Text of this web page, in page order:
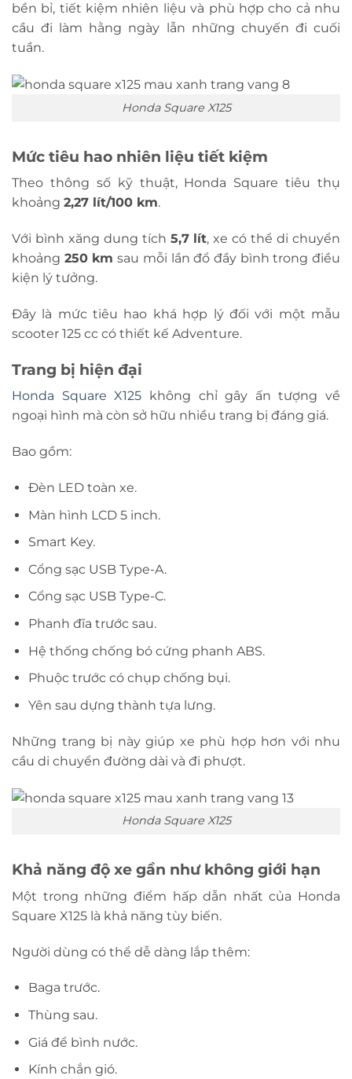
bền bỉ, tiết kiệm nhiên liệu và phù hợp cho cả nhu
cầu đi làm hằng ngày lẫn những chuyến đi cuối
tuần.
Honda Square X125
Mức tiêu hao nhiên liệu tiết kiệm
Theo thông số kỹ thuật, Honda Square tiêu thụ
khoảng 2,27 lít/100 km.
Với bình xăng dung tích 5,7 lít, xe có thể di chuyển
khoảng 250 km sau mỗi lần đổ đầy bình trong điều
kiện lý tưởng.
Đây là mức tiêu hao khá hợp lý đối với một mẫu
scooter 125 cc có thiết kế Adventure.
Trang bị hiện đại
Honda Square X125 không chỉ gây ấn tượng về
ngoại hình mà còn sở hữu nhiều trang bị đáng giá.
Bao gồm:
Đèn LED toàn xe.
Màn hình LCD 5 inch.
Smart Key.
Cổng sạc USB Type-A.
Cổng sạc USB Type-C.
Phanh đĩa trước sau.
Hệ thống chống bó cứng phanh ABS.
Phuộc trước có chụp chống bụi.
Yên sau dựng thành tựa lưng.
Những trang bị này giúp xe phù hợp hơn với nhu
cầu di chuyển đường dài và đi phượt.
Honda Square X125
Khả năng độ xe gần như không giới hạn
Một trong những điểm hấp dẫn nhất của Honda
Square X125 là khả năng tùy biến.
Người dùng có thể dễ dàng lắp thêm:
Baga trước.
Thùng sau.
Giá để bình nước.
Kính chắn gió.